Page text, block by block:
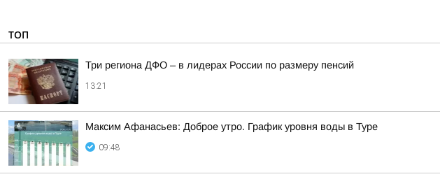
ТОП
Три региона ДФО – в лидерах России по размеру пенсий
13:21
Максим Афанасьев: Доброе утро. График уровня воды в Туре
09:48